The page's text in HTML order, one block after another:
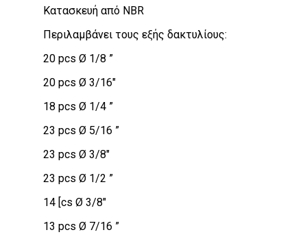
Κατασκευή από NBR
Περιλαμβάνει τους εξής δακτυλίους:
20 pcs Ø 1/8 ”
20 pcs Ø 3/16″
18 pcs Ø 1/4 ”
23 pcs Ø 5/16 ”
23 pcs Ø 3/8″
23 pcs Ø 1/2 ”
14 [cs Ø 3/8″
13 pcs Ø 7/16 ”